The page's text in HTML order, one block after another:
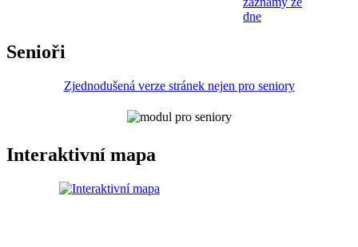
dne
Senioři
Zjednodušená verze stránek nejen pro seniory
Interaktivní mapa